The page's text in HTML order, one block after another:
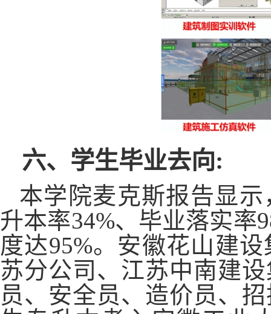
六、学生毕业去向:
本学院麦克斯报告显
升本率34%、毕业落实率
度达95%。安徽花山建
苏分公司、江苏中南建
员、安全员、造价员、